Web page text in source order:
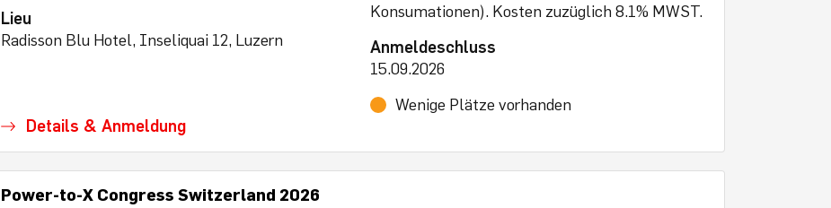
Lieu
Radisson Blu Hotel, Inseliquai 12, Luzern
Konsumationen). Kosten zuzüglich 8.1% MWST.
Anmeldeschluss
15.09.2026
Wenige Plätze vorhanden
Details & Anmeldung
Power-to-X Congress Switzerland 2026